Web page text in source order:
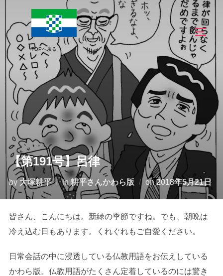
テ
ン
へ
ッ
サイド
【第191号】呂律
by 大塚耕平 in 耕平さんかわら版 on投
稿
2018年5月21日
皆さん、こんにちは。新緑の季節ですね。でも、朝晩は
冷え込む日もあります。くれぐれもご自愛ください。
日常会話の中に浸透している仏教用語をお伝えしている
かわら版。仏教用語がたくさん定着しているのには驚き